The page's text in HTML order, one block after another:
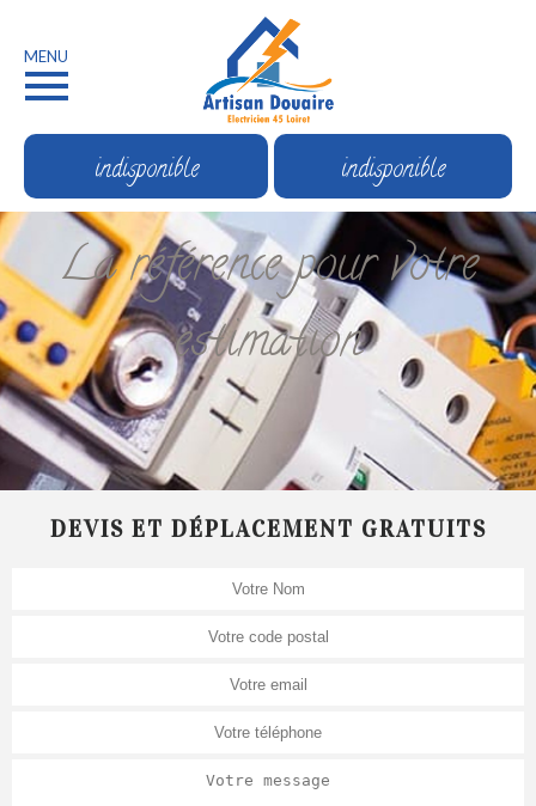
MENU
indisponible indisponible
La référence pour votre
estimation
DEVIS ET DÉPLACEMENT GRATUITS